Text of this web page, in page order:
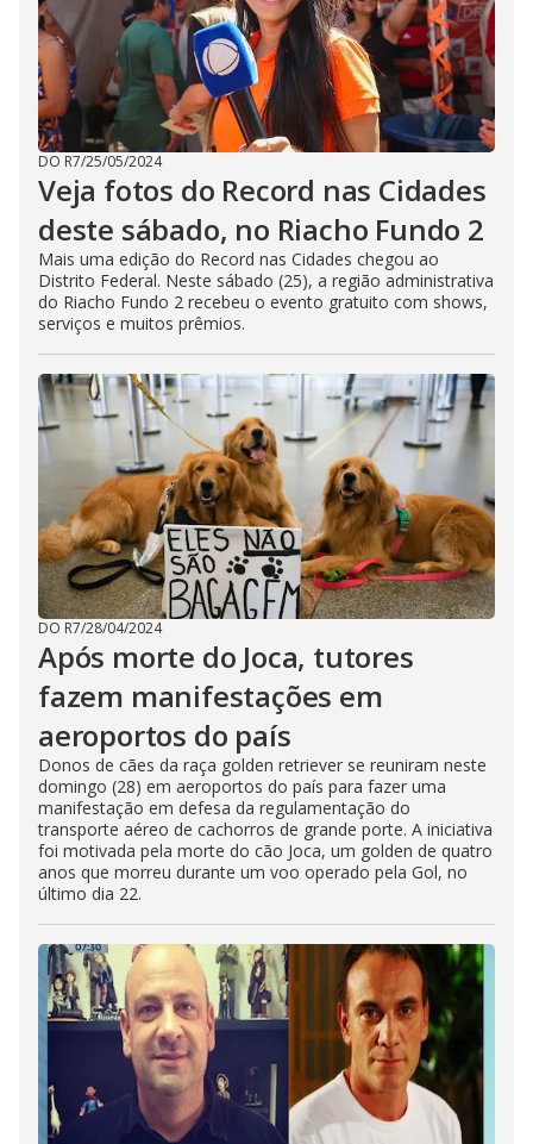
DO R7/25/05/2024
Veja fotos do Record nas Cidades
deste sábado, no Riacho Fundo 2
Mais uma edição do Record nas Cidades chegou ao
Distrito Federal. Neste sábado (25), a região administrativa
do Riacho Fundo 2 recebeu o evento gratuito com shows,
serviços e muitos prêmios.
DO R7/28/04/2024
Após morte do Joca, tutores
fazem manifestações em
aeroportos do país
Donos de cães da raça golden retriever se reuniram neste
domingo (28) em aeroportos do país para fazer uma
manifestação em defesa da regulamentação do
transporte aéreo de cachorros de grande porte. A iniciativa
foi motivada pela morte do cão Joca, um golden de quatro
anos que morreu durante um voo operado pela Gol, no
último dia 22.